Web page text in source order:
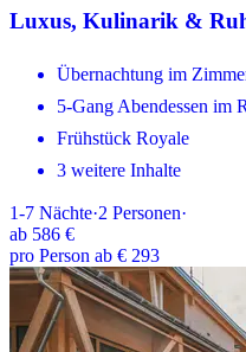
Luxus, Kulinarik &
Übernachtung im
5-Gang Abendessen im
Frühstück Royale
3 weitere Inhalte
1-7 Nächte·2 Personen·
ab 586 €
pro Person ab € 293